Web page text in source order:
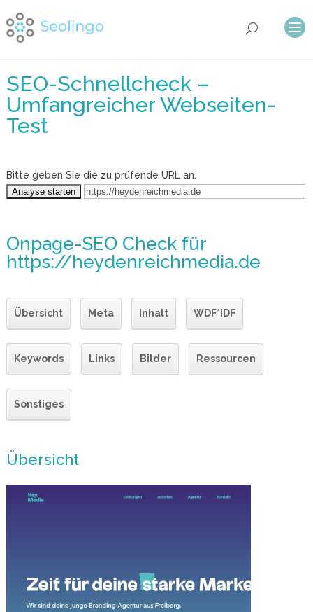
SEO-Schnellcheck –
Umfangreicher Webseiten-
Test
Bitte geben Sie die zu prüfende URL an.
Onpage-SEO Checkfür
https://heydenreichmedia.de
Übersicht Meta Inhalt WDF*IDF
Keywords Links Bilder Ressourcen
Sonstiges
Übersicht